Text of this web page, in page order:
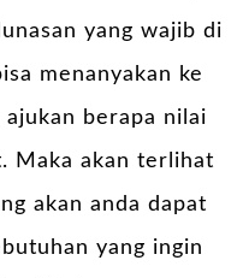
yang wajib di
menanyakan ke
ajukan berapa nilai
Maka akan terlihat
akan anda dapat
yang ingin